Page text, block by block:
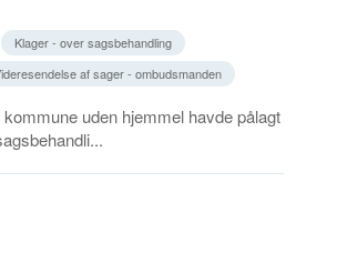
Klager - over sagsbehandling
af sager - ombudsmanden
uden hjemmel havde pålagt